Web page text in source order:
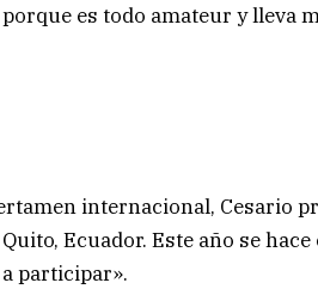
es todo amateur y lleva
internacional, Cesario
Ecuador. Este año se
participar».